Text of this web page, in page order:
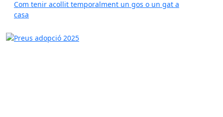
Com tenir acollit temporalment un gos o un gat a
casa